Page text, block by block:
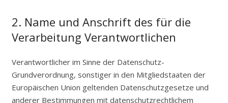
2. Name und Anschrift des für die
Verarbeitung Verantwortlichen
Verantwortlicher im Sinne der Datenschutz-
Grundverordnung, sonstiger in den Mitgliedstaaten der
Europäischen Union geltenden Datenschutzgesetze und
anderer Bestimmungen mit datenschutzrechtlichem